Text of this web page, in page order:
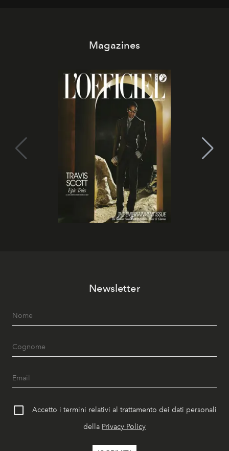
Magazines
Newsletter
Accetto i termini relativi al trattamento dei dati personali
della Privacy Policy